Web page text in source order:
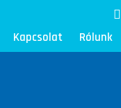
Kapcsolat Rólunk